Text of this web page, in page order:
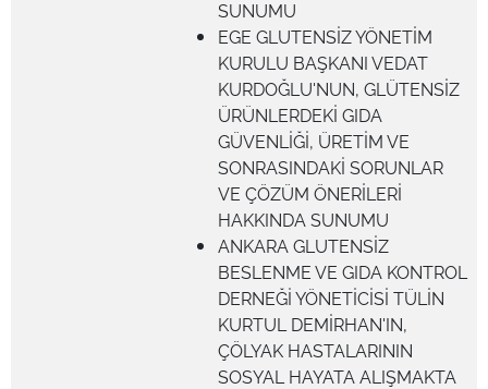
SUNUMU
EGE GLUTENSİZ YÖNETİM
KURULU BAŞKANI VEDAT
KURDOĞLU'NUN, GLÜTENSİZ
ÜRÜNLERDEKİ GIDA
GÜVENLİĞİ, ÜRETİM VE
SONRASINDAKİ SORUNLAR
VE ÇÖZÜM ÖNERİLERİ
HAKKINDA SUNUMU
ANKARA GLUTENSİZ
BESLENME VE GIDA KONTROL
DERNEĞİ YÖNETİCİSİ TÜLİN
KURTUL DEMİRHAN'IN,
ÇÖLYAK HASTALARININ
SOSYAL HAYATA ALIŞMAKTA